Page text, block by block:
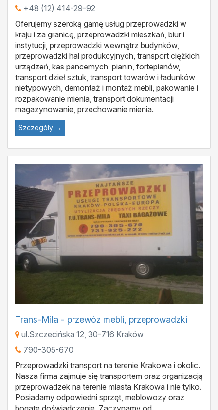
+48 (12) 414-29-92
Oferujemy szeroką gamę usług przeprowadzki w
kraju i za granicę, przeprowadzki mieszkań, biur i
instytucji, przeprowadzki wewnątrz budynków,
przeprowadzki hal produkcyjnych, transport ciężkich
urządzeń, kas pancernych, pianin, fortepianów,
transport dzieł sztuk, transport towarów i ładunków
nietypowych, demontaż i montaż mebli, pakowanie i
rozpakowanie mienia, transport dokumentacji
magazynowanie, przechowanie mienia.
Szczegóły →
Trans-Mila - przewóz mebli, przeprowadzki
ul.Szczecińska 12, 30-716 Kraków
790-305-670
Przeprowadzki transport na terenie Krakowa i okolic.
Nasza firma zajmuje się transportem oraz organizacją
przeprowadzek na terenie miasta Krakowa i nie tylko.
Posiadamy odpowiedni sprzęt, meblowozy oraz